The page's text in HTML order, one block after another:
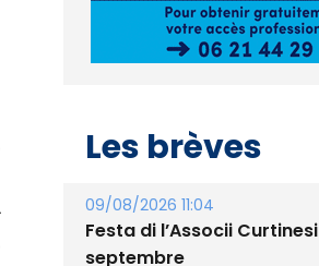
09/08/2026 11:04
septembre
06/08/2026 15:57